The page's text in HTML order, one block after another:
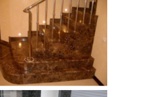
Кутові сходинки з темного
мармуру Emperador Dark